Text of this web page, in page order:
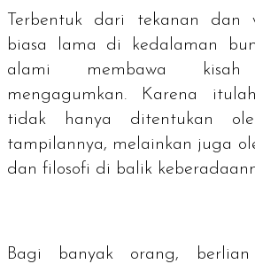
Terbentuk dari tekanan
biasa lama di kedalaman
alami membawa
mengagumkan. Karena
tidak hanya ditentukan
tampilannya, melainkan juga
dan filosofi di balik
Bagi banyak orang,